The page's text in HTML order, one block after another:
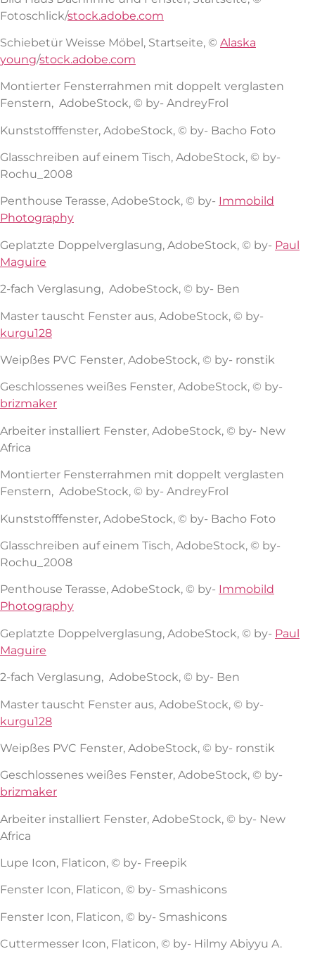
Fotoschlick/stock.adobe.com
Schiebetür Weisse Möbel, Startseite, © Alaska
young/stock.adobe.com
Montierter Fensterrahmen mit doppelt verglasten
Fenstern, AdobeStock, © by- AndreyFrol
Kunststofffenster, AdobeStock, © by- Bacho Foto
Glasschreiben auf einem Tisch, AdobeStock, © by-
Rochu_2008
Penthouse Terasse, AdobeStock, © by- Immobild
Photography
Geplatzte Doppelverglasung, AdobeStock, © by- Paul
Maguire
2-fach Verglasung, AdobeStock, © by- Ben
Master tauscht Fenster aus, AdobeStock, © by-
kurgu128
Weipßes PVC Fenster, AdobeStock, © by- ronstik
Geschlossenes weißes Fenster, AdobeStock, © by-
brizmaker
Arbeiter installiert Fenster, AdobeStock, © by- New
Africa
Montierter Fensterrahmen mit doppelt verglasten
Fenstern, AdobeStock, © by- AndreyFrol
Kunststofffenster, AdobeStock, © by- Bacho Foto
Glasschreiben auf einem Tisch, AdobeStock, © by-
Rochu_2008
Penthouse Terasse, AdobeStock, © by- Immobild
Photography
Geplatzte Doppelverglasung, AdobeStock, © by- Paul
Maguire
2-fach Verglasung, AdobeStock, © by- Ben
Master tauscht Fenster aus, AdobeStock, © by-
kurgu128
Weipßes PVC Fenster, AdobeStock, © by- ronstik
Geschlossenes weißes Fenster, AdobeStock, © by-
brizmaker
Arbeiter installiert Fenster, AdobeStock, © by- New
Africa
Lupe Icon, Flaticon, © by- Freepik
Fenster Icon, Flaticon, © by- Smashicons
Fenster Icon, Flaticon, © by- Smashicons
Cuttermesser Icon, Flaticon, © by- Hilmy Abiyyu A.